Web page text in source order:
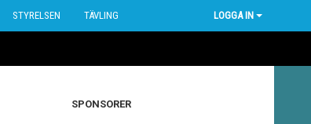
STYRELSEN TÄVLING LOGGA IN
SPONSORER